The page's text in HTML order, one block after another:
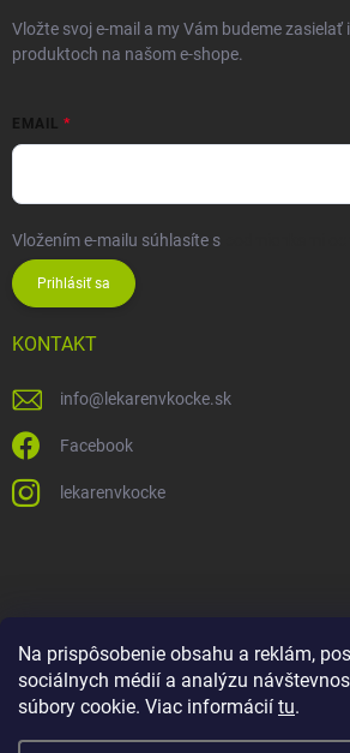
Na prispôsobenie obsahu a reklám,
sociálnych médií a analýzu
súbory cookie. Viac informácií tu.
Vložte svoj e-mail a my Vám budeme
produktoch na našom e-shope.
EMAIL
Vložením e-mailu súhlasíte s
Prihlásiť sa
KONTAKT
info@ lekarenvkocke.sk
Facebook
lekarenvkocke